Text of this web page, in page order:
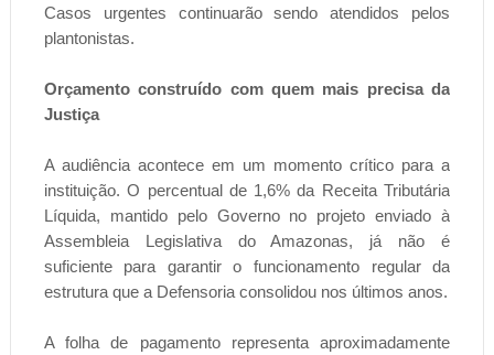
Casos urgentes continuarão sendo atendidos pelos
plantonistas.
Orçamento construído com quem mais precisa da
Justiça
A audiência acontece em um momento crítico para a
instituição. O percentual de 1,6% da Receita Tributária
Líquida, mantido pelo Governo no projeto enviado à
Assembleia Legislativa do Amazonas, já não é
suficiente para garantir o funcionamento regular da
estrutura que a Defensoria consolidou nos últimos anos.
A folha de pagamento representa aproximadamente